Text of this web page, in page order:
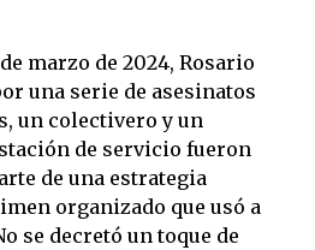
marzo de 2024, Rosario
una serie de asesinatos
un colectivero y un
de servicio fueron
de una estrategia
organizado que usó a
se decretó un toque de